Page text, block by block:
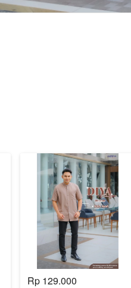
Rp 129.000